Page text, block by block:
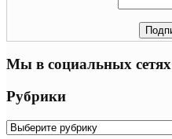
Мы в социальных сетях
Рубрики
Рубрики